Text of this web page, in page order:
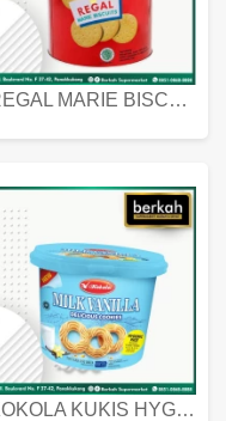
REGAL MARIE BISCUIT KALENG 550 GRAM
KOKOLA KUKIS HYGIENIC MILK VANILLA PACK 320 GR